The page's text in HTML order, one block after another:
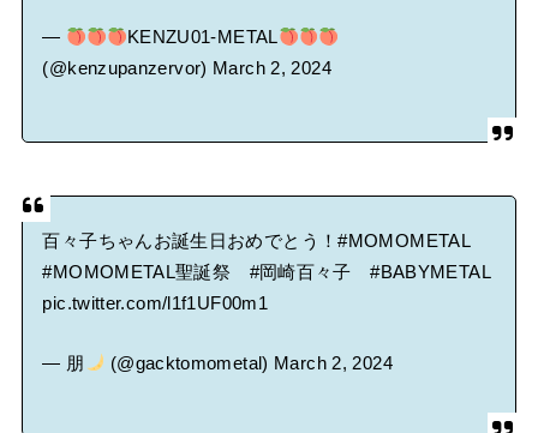
—
KENZU01-METAL
(@kenzupanzervor) March 2, 2024
百々子ちゃんお誕生日おめでとう！#MOMOMETAL
#MOMOMETAL聖誕祭
#岡崎百々子
#BABYMETAL
pic.twitter.com/l1f1UF00m1
— 朋 (@gacktomometal) March 2, 2024